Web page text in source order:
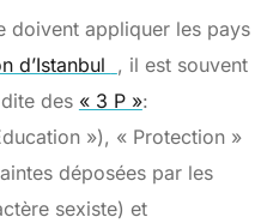
doivent appliquer les pays
d’Istanbul , il est souvent
des « 3 P »:
»), « Protection »
déposées par les
sexiste) et